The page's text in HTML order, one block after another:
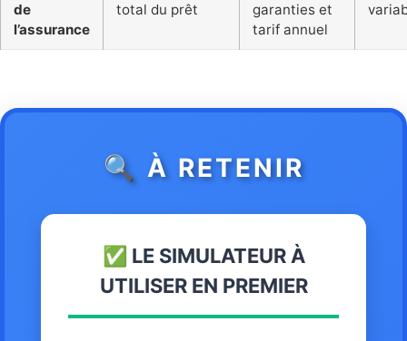
de
l’assurance
total du prêt
garanties et
tarif annuel
🔍 À RETENIR
✅ LE SIMULATEUR À
UTILISER EN PREMIER